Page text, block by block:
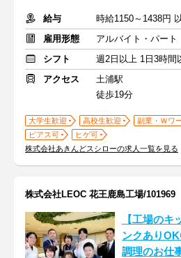
給与
時給1150～1438
雇用形態
アルバイト・パート
シフト
週2日以上 1日3時間
アクセス
土浦駅
徒歩19分
大学生歓迎 高校生歓迎
副業・Ｗワ
ピアス可
ヒゲ可
株式会社あきんどスシローの求人一覧を見る
株式会社LEOC 花王鹿島工場/101969
【工場のキ
ンクあり
調理のお仕